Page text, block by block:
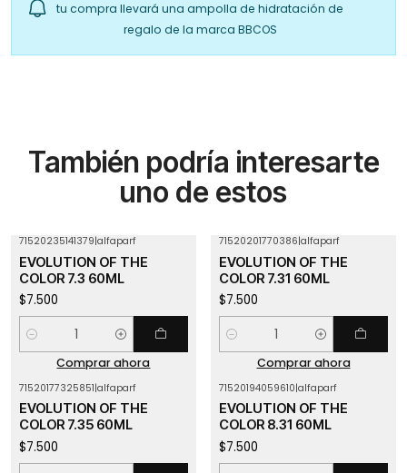
tu compra llevará una ampolla de hidratación de
regalo de la marca BBCOS
También podría interesarte
uno de estos
71520235141379|alfaparf
EVOLUTION OF THE
COLOR 7.3 60ML
$7.500
Cantidad
Comprar ahora
71520201770386|alfaparf
EVOLUTION OF THE
COLOR 7.31 60ML
$7.500
Cantidad
Comprar ahora
71520177325851|alfaparf
EVOLUTION OF THE
COLOR 7.35 60ML
$7.500
71520194059610|alfaparf
EVOLUTION OF THE
COLOR 8.31 60ML
$7.500